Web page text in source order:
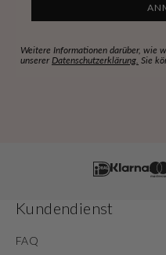
Weitere Informationen darüber, wie
unserer Datenschutzerklärung. Sie
Kundendienst
FAQ